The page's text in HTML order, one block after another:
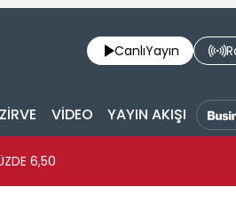
CanlıYayın
ZİRVE VİDEO YAYIN AKIŞI
6,50